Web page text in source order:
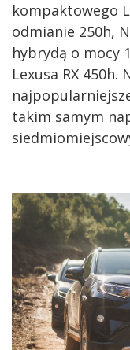
kompaktowego
odmianie 250h,
hybrydą o mocy
Lexusa RX 450h.
takim samym